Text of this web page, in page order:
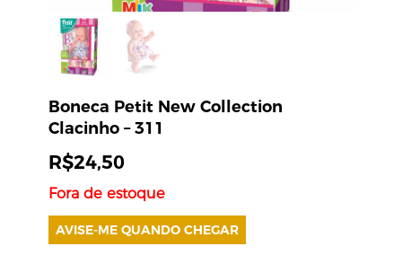
Boneca Petit New Collection
Clacinho – 311
R$24,50
Fora de estoque
AVISE-ME QUANDO CHEGAR